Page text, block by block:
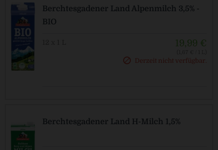
Berchtesgadener Land Alpenmilch 3,5% -
BIO
19,99 €
Pfandfrei!
Derzeit nicht verfügbar.
Berchtesgadener Land H-Milch 1,5%